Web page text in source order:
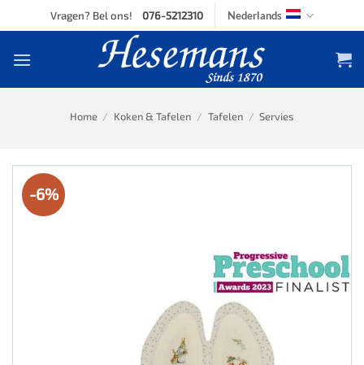
to
Vragen? Bel ons! 076-5212310 Nederlands
Home / Koken & Tafelen / Tafelen / Servies
-6%